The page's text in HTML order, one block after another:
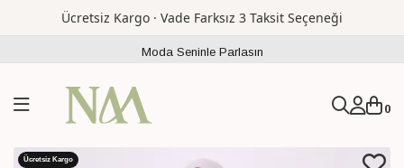
Ücretsiz Kargo · Vade Farksız 3 Taksit Seçeneği
Moda Seninle Parlasın
0
Ücretsiz Kargo